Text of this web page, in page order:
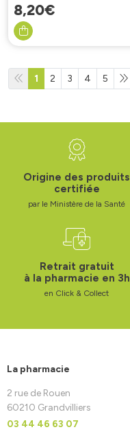
8,20€
1 2 3 4 5
Origine des produits
certifiée
par le Ministère de la Santé
Retrait gratuit
à la pharmacie en 3h
en Click & Collect
La pharmacie
2 rue de Rouen
60210 Grandvilliers
03 44 46 63 07